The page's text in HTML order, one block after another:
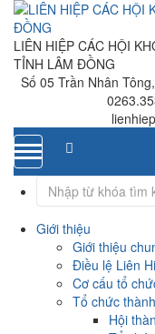
LIÊN HIỆP CÁC HỘI
TỈNH LÂM ĐỒNG
Số 05 Trần Nhân
Toggle
navigation
Giới thiệu
Giới thiệu
Điều lệ Liên
Cơ cấu tổ
Tổ chức
Hội